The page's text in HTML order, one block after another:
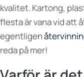
kvalitet. Kartong,
flesta är vana vid att
egentligen
reda på mer!